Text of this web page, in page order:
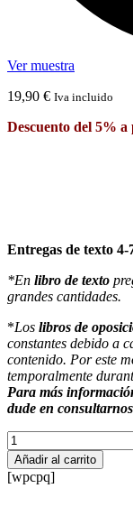
Ver muestra
19,90 € Iva incluido
Descuento del 5%
Entregas de texto 4-
*En libro de texto
grandes cantidades.
*Los libros de
constantes debido a
contenido. Por este
temporalmente
Para más
dude en
Itinerario
personal
para
la
Añadir al carrito
[wpcpq]